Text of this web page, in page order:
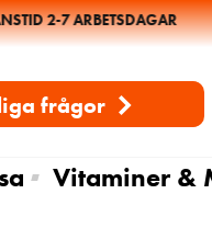
2-7 ARBETSDAGAR
frågor
Vitaminer &